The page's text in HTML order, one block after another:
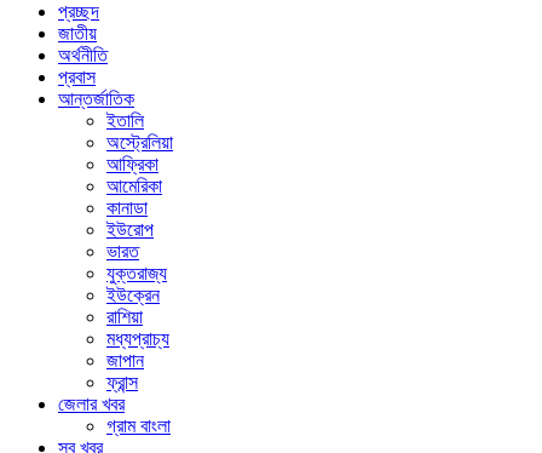
প্রচ্ছদ
জাতীয়
অর্থনীতি
প্রবাস
আন্তর্জাতিক
ইতালি
অস্ট্রেলিয়া
আফ্রিকা
আমেরিকা
কানাডা
ইউরোপ
ভারত
যুক্তরাজ্য
ইউক্রেন
রাশিয়া
মধ্যপ্রাচ্য
জাপান
ফ্রান্স
জেলার খবর
গ্রাম বাংলা
সব খবর